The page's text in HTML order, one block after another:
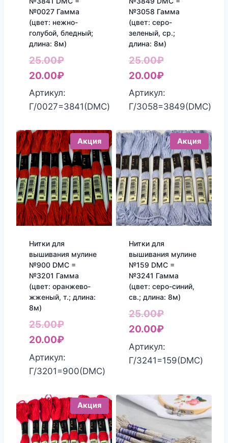
№0027 Гамма
(цвет: нежно-
голубой, бледный;
длина: 8м)
25.00₽Первоначальная
цена
составляла
25.00₽.
20.00₽Текущая
цена:
20.00₽.
Артикул:
Г/0027=3841(DMC)
№3058 Гамма
(цвет: серо-
зеленый, ср.;
длина: 8м)
25.00₽
цена
составляла
25.00₽.
20.00₽Текущая
цена:
20.00₽.
Артикул:
Г/3058=3849(DMC)
Акция
Нитки для
вышивания мулине
№900 DMC =
№3201 Гамма
(цвет: оранжево-
жженый, т.; длина:
8м)
25.00₽Первоначальная
цена
составляла
25.00₽.
20.00₽Текущая
цена:
20.00₽.
Артикул:
Г/3201=900(DMC)
Акция
Нитки для
вышивания мулине
№159 DMC =
№3241 Гамма
(цвет: серо-синий,
св.; длина: 8м)
25.00₽
цена
составляла
25.00₽.
20.00₽Текущая
цена:
20.00₽.
Артикул:
Г/3241=159(DMC)
Акция